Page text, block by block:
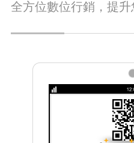
全方位數位行銷，提